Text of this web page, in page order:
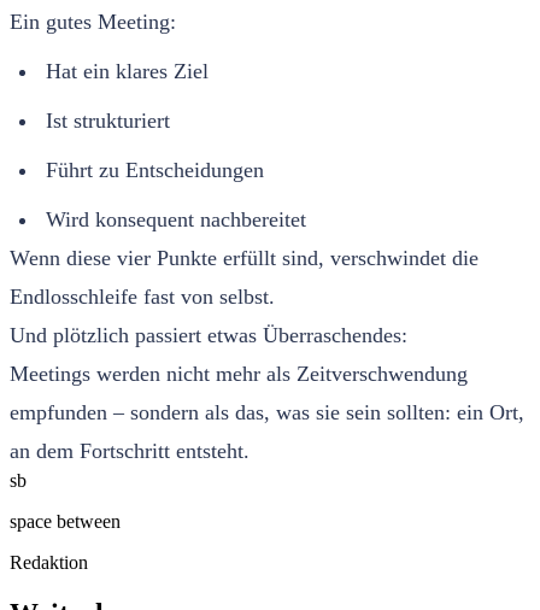
Ein gutes Meeting:
Hat ein klares Ziel
Ist strukturiert
Führt zu Entscheidungen
Wird konsequent nachbereitet
Wenn diese vier Punkte erfüllt sind, verschwindet die
Endlosschleife fast von selbst.
Und plötzlich passiert etwas Überraschendes:
Meetings werden nicht mehr als Zeitverschwendung
empfunden – sondern als das, was sie sein sollten: ein Ort,
an dem Fortschritt entsteht.
sb
space between
Redaktion